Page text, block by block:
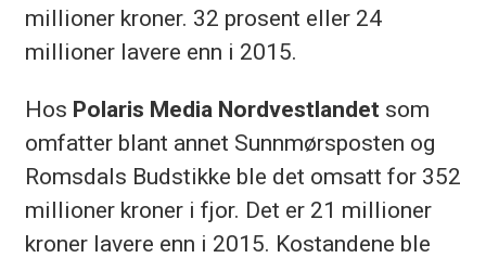
millioner kroner. 32 prosent eller 24
millioner lavere enn i 2015.
Hos Polaris Media Nordvestlandet som
omfatter blant annet Sunnmørsposten og
Romsdals Budstikke ble det omsatt for 352
millioner kroner i fjor. Det er 21 millioner
kroner lavere enn i 2015. Kostandene ble